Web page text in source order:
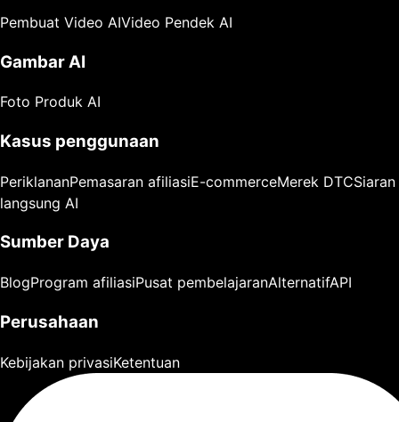
Pembuat Video AIVideo Pendek AI
Gambar AI
Foto Produk AI
Kasus penggunaan
PeriklananPemasaran afiliasiE-commerceMerek DTCSiaran
langsung AI
Sumber Daya
BlogProgram afiliasiPusat pembelajaranAlternatifAPI
Perusahaan
Kebijakan privasiKetentuan